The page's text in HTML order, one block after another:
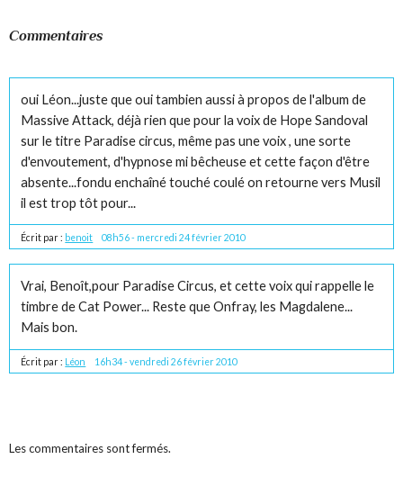
Commentaires
oui Léon...juste que oui tambien aussi à propos de l'album de
Massive Attack, déjà rien que pour la voix de Hope Sandoval
sur le titre Paradise circus, même pas une voix , une sorte
d'envoutement, d'hypnose mi bêcheuse et cette façon d'être
absente...fondu enchaîné touché coulé on retourne vers Musil
il est trop tôt pour...
Écrit par : benoit 08h56- mercredi 24 février 2010
Vrai, Benoît,pour Paradise Circus, et cette voix qui rappelle le
timbre de Cat Power... Reste que Onfray, les Magdalene...
Mais bon.
Écrit par : Léon 16h34-vendredi 26 février 2010
Les commentaires sont fermés.